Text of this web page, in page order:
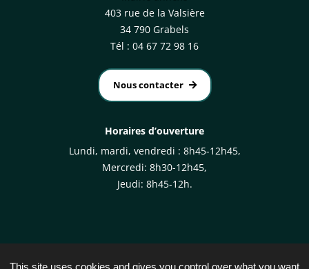
403 rue de la Valsière
34 790 Grabels
Tél : 04 67 72 98 16
Nous contacter
Horaires d’ouverture
Lundi, mardi, vendredi : 8h45-12h45,
Mercredi: 8h30-12h45,
Jeudi: 8h45-12h.
This site uses cookies and gives you control over what you want